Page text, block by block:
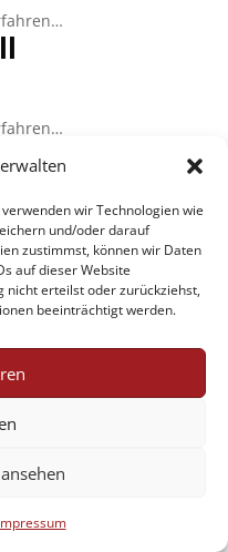
wir Technologien wie
und/oder darauf
zustimmst, können wir Daten
auf dieser Website
nicht erteilst oder zurückziehst,
beeinträchtigt werden.